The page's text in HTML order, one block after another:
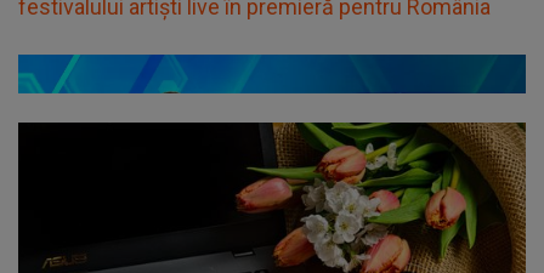
festivalului artiști live în premieră pentru România